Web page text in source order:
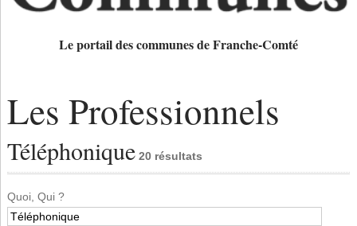
Le portail des communes de Franche-Comté
Les Professionnels
Téléphonique 20 résultats
Quoi, Qui ?